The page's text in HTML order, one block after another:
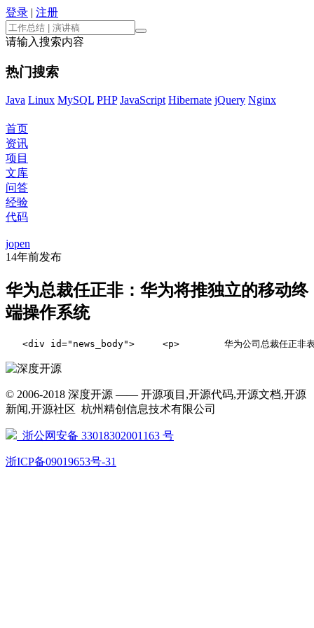
登录 | 注册
请输入搜索内容
热门搜索
Java Linux MySQL PHP JavaScript Hibernate jQuery Nginx
首页
资讯
项目
文库
问答
经验
代码
jopen
14年前发布
华为总裁任正非：华为将推独立的移动终
端操作系统
<div id="news_body">     <p>        华为公司总裁任正非表
© 2006-2018 深度开源 —— 开源项目,开源代码,开源文档,开源
新闻,开源社区 杭州精创信息技术有限公司
浙公网安备 33018302001163 号
浙ICP备09019653号-31